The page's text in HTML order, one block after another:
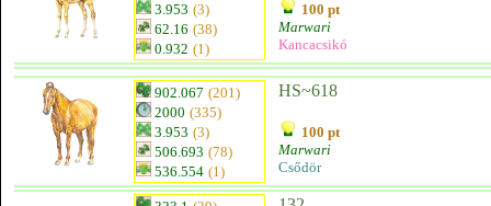
3.953 (3)
62.16 (38)
0.932 (1)
100 pt
Marwari
Kancacsikó
902.067 (201)
2000 (335)
3.953 (3)
506.693 (78)
536.554 (1)
HS~618
100 pt
Marwari
Csődör